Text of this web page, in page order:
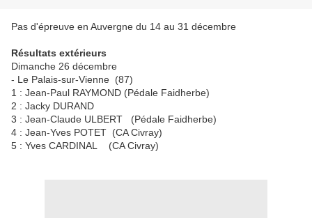
Pas d'épreuve en Auvergne du 14 au 31 décembre
Résultats extérieurs
Dimanche 26 décembre
- Le Palais-sur-Vienne (87)
1 : Jean-Paul RAYMOND (Pédale Faidherbe)
2 : Jacky DURAND
3 : Jean-Claude ULBERT (Pédale Faidherbe)
4 : Jean-Yves POTET (CA Civray)
5 : Yves CARDINAL (CA Civray)